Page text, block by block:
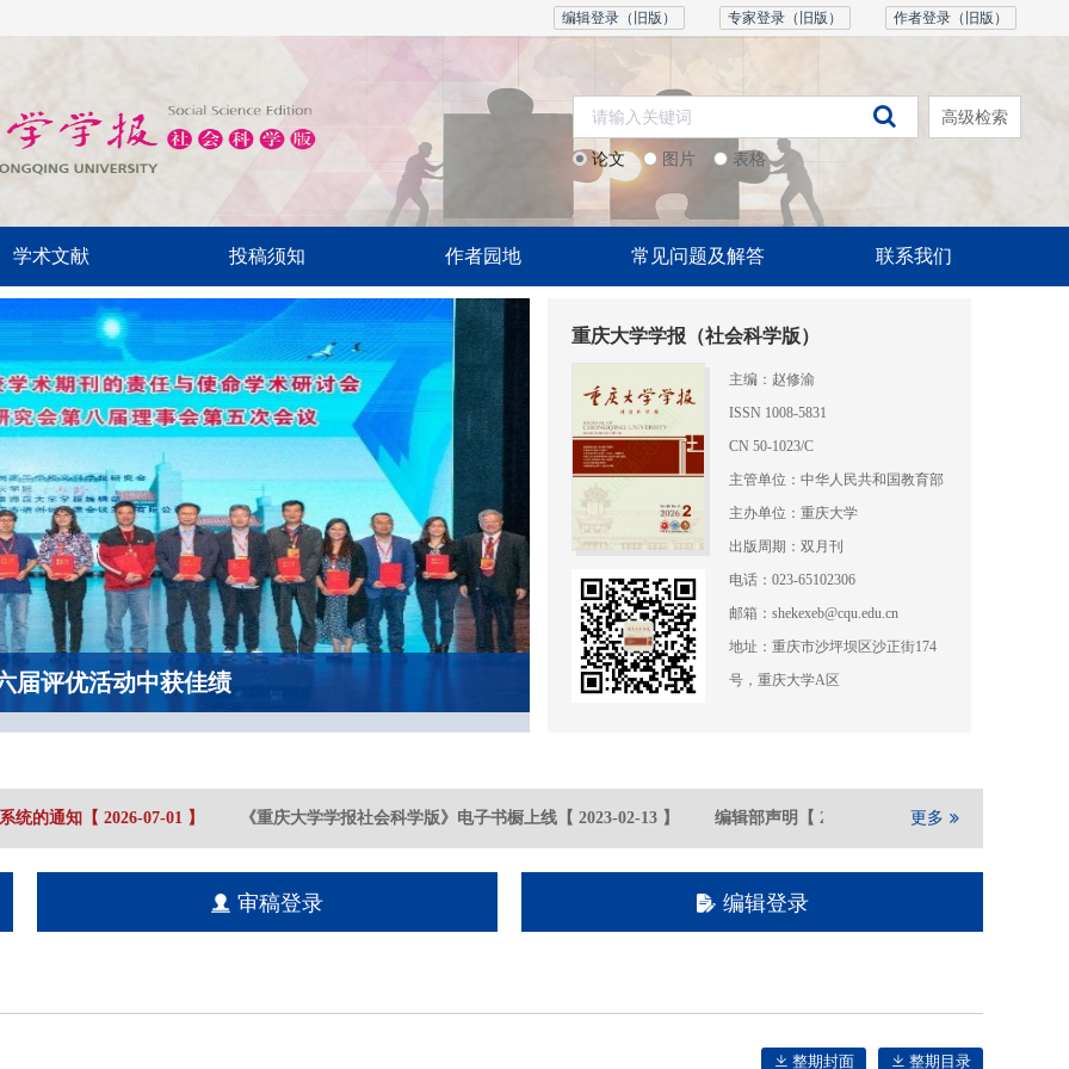
作者登录（旧版）
专家登录（旧版）
编辑登录（旧版）
论文 图片 表格
高级检索
学术文献 投稿须知 作者园地 常见问题及解答 联系我们
届评优活动中获佳绩
重庆大学学报（社会科学版）
主编：赵修渝
ISSN 1008-5831
CN 50-1023/C
主管单位：中华人民共和国教育部
主办单位：重庆大学
出版周期：双月刊
电话：023-65102306
邮箱：shekexeb@cqu.edu.cn
地址：重庆市沙坪坝区沙正街174
号，重庆大学A区
的通知【 2026-07-01】 《重庆大学学报社会科学版》电子书橱上线【 2023-02-13】 编辑部声明【 2021-05 重庆大学期刊社
更多
审稿登录 编辑登录
整期封面 整期目录